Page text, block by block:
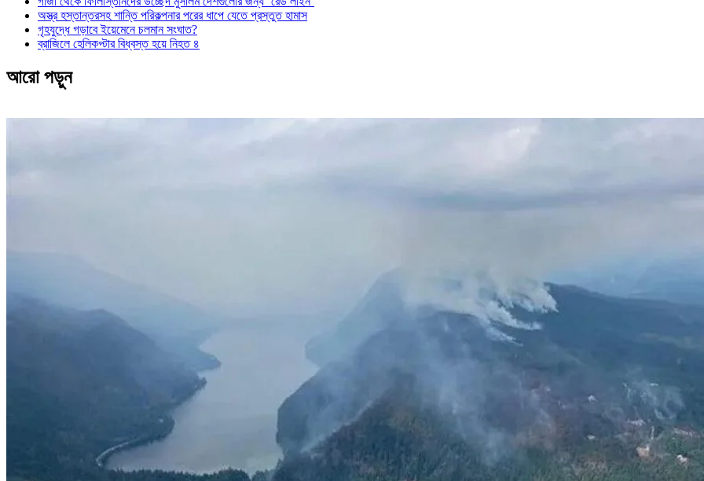
অস্ত্র হস্তান্তরসহ শান্তি পরিকল্পনার পরের ধাপে যেতে প্রস্তুত হামাস
গৃহযুদ্ধে গড়াবে ইয়েমেনে চলমান সংঘাত?
ব্রাজিলে হেলিকপ্টার বিধ্বস্ত হয়ে নিহত ৪
আরো পড়ুন